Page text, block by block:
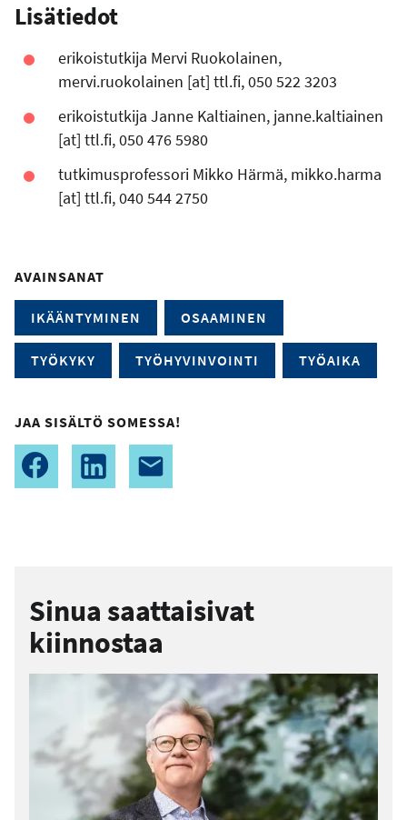
Lisätiedot
erikoistutkija Mervi Ruokolainen,
mervi.ruokolainen [at]ttl.fi, 050 522 3203
erikoistutkija Janne Kaltiainen, janne.kaltiainen
[at]ttl.fi, 050 476 5980
tutkimusprofessori Mikko Härmä, mikko.harma
[at]ttl.fi, 040 544 2750
AVAINSANAT
IKÄÄNTYMINEN OSAAMINEN
TYÖKYKY TYÖHYVINVOINTI TYÖAIKA
JAA SISÄLTÖ SOMESSA!
Sinua saattaisivat
kiinnostaa